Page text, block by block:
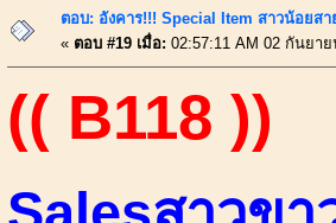
ตอบ: อังคาร!!! Special Item สาวน้อยส
« ตอบ #19 เมื่อ: 02:57:11 AM 02 กันยา
(( B118 ))